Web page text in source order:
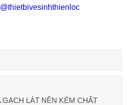
GẠCH LÁT NỀN KÉM CHẤT